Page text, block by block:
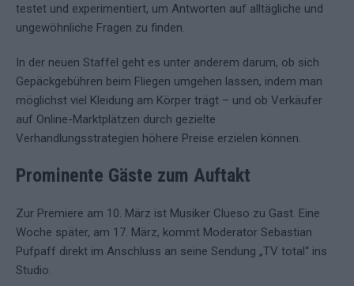
testet und experimentiert, um Antworten auf alltägliche und
ungewöhnliche Fragen zu finden.
In der neuen Staffel geht es unter anderem darum, ob sich
Gepäckgebühren beim Fliegen umgehen lassen, indem man
möglichst viel Kleidung am Körper trägt – und ob Verkäufer
auf Online-Marktplätzen durch gezielte
Verhandlungsstrategien höhere Preise erzielen können.
Prominente Gäste zum Auftakt
Zur Premiere am 10. März ist Musiker Clueso zu Gast. Eine
Woche später, am 17. März, kommt Moderator Sebastian
Pufpaff direkt im Anschluss an seine Sendung „TV total“ ins
Studio.